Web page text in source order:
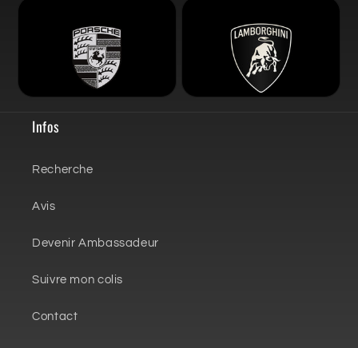
Infos
Recherche
Avis
Devenir Ambassadeur
Suivre mon colis
Contact